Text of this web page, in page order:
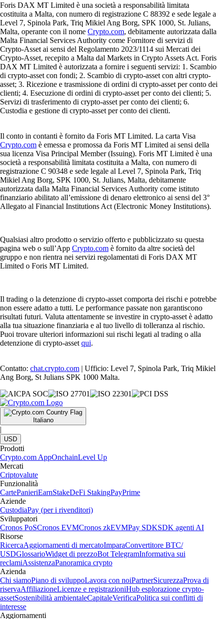
Foris DAX MT Limited è una società a responsabilità limitata
costituita a Malta, con numero di registrazione C 88392 e sede legale a
Level 7, Spinola Park, Triq Mikiel Ang Borg, SPK 1000, St. Julians,
Malta, operante con il nome Crypto.com, debitamente autorizzata dalla
Malta Financial Services Authority come Fornitore di servizi di
Crypto-Asset ai sensi del Regolamento 2023/1114 sui Mercati dei
Crypto-Asset, recepito a Malta dal Markets in Crypto Assets Act. Foris
DAX MT Limited è autorizzata a fornire i seguenti servizi: 1. Scambio
di crypto-asset con fondi; 2. Scambio di crypto-asset con altri crypto-
asset; 3. Ricezione e trasmissione di ordini di crypto-asset per conto dei
clienti; 4. Esecuzione di ordini di crypto-asset per conto dei clienti; 5.
Servizi di trasferimento di crypto-asset per conto dei clienti; 6.
Custodia e gestione di crypto-asset per conto dei clienti.
Il conto in contanti è fornito da Foris MT Limited. La carta Visa
Crypto.com è emessa e promossa da Foris MT Limited ai sensi della
sua licenza Visa Principal Member (Issuing). Foris MT Limited è una
società a responsabilità limitata costituita a Malta, con numero di
registrazione C 90348 e sede legale al Level 7, Spinola Park, Triq
Mikiel Ang Borg, SPK 1000, St. Julians, Malta, debitamente
autorizzata dalla Malta Financial Services Authority come istituto
finanziario abilitato all’emissione di denaro elettronico ai sensi del 3°
Allegato al Financial Institutions Act (Electronic Money Institutions).
Qualsiasi altro prodotto o servizio offerto e pubblicizzato su questa
pagina web o sull’App Crypto.com è fornito da altre società del
gruppo e non rientra nei servizi regolamentati di Foris DAX MT
Limited o Foris MT Limited.
Il trading o la detenzione di crypto-asset comporta dei rischi e potrebbe
non essere adatto a tutti. Le performance passate non garantiscono
risultati futuri. Valuta attentamente se investire in crypto-asset è adatto
alla tua situazione finanziaria e al tuo livello di tolleranza al rischio.
Puoi trovare ulteriori informazioni sui rischi legati al trading o alla
detenzione di crypto-asset qui.
Contatto: chat.crypto.com | Ufficio: Level 7, Spinola Park, Triq Mikiel
Ang Borg, St Julians SPK 1000 Malta.
Italiano
|
USD
Prodotti
Crypto.com AppOnchainLevel Up
Mercati
Criptovalute
Funzionalità
CartePanieriEarnStakeDeFi StakingPayPrime
Aziende
CustodiaPay (per i rivenditori)
Sviluppatori
Cronos PoSCronos EVMCronos zkEVMPay SDKSDK agenti AI
Risorse
RicercaAggiornamenti di mercatoImparaConvertitore BTC/
USDGlossarioWidget di prezzoBot TelegramInformativa sui
reclamiAssistenzaPanoramica crypto
Azienda
Chi siamoPiano di sviluppoLavora con noiPartnerSicurezzaProva di
riservaAffiliazioneLicenze e registrazioniHub esplorazione crypto-
assetSostenibilità ambientaleCapitaleVerificaPolitica sui conflitti di
interesse
Aggiornamenti